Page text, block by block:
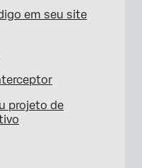
em seu site
projeto de